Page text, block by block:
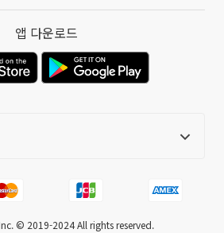
앱 다운로드
©️ 2019-2024 All rights reserved.